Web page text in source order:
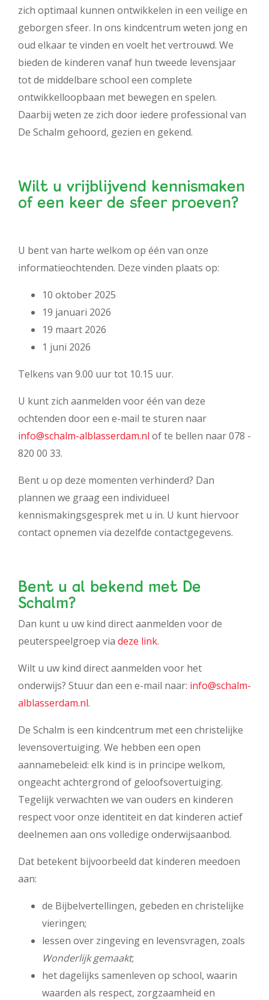
zich optimaal kunnen ontwikkelen in een veilige en
geborgen sfeer. In ons kindcentrum weten jong en
oud elkaar te vinden en voelt het vertrouwd. We
bieden de kinderen vanaf hun tweede levensjaar
tot de middelbare school een complete
ontwikkelloopbaan met bewegen en spelen.
Daarbij weten ze zich door iedere professional van
De Schalm gehoord, gezien en gekend.
Wilt u vrijblijvend kennismaken
of een keer de sfeer proeven?
U bent van harte welkom op één van onze
informatieochtenden. Deze vinden plaats op:
10 oktober 2025
19 januari 2026
19 maart 2026
1 juni 2026
Telkens van 9.00 uur tot 10.15 uur.
U kunt zich aanmelden voor één van deze
ochtenden door een e-mail te sturen naar
info@schalm-alblasserdam.nl of te bellen naar 078 -
820 00 33.
Bent u op deze momenten verhinderd? Dan
plannen we graag een individueel
kennismakingsgesprek met u in. U kunt hiervoor
contact opnemen via dezelfde contactgegevens.
Bent u al bekend met De
Schalm?
Dan kunt u uw kind direct aanmelden voor de
peuterspeelgroep via deze link.
Wilt u uw kind direct aanmelden voor het
onderwijs? Stuur dan een e-mail naar: info@schalm-
alblasserdam.nl.
De Schalm is een kindcentrum met een christelijke
levensovertuiging. We hebben een open
aannamebeleid: elk kind is in principe welkom,
ongeacht achtergrond of geloofsovertuiging.
Tegelijk verwachten we van ouders en kinderen
respect voor onze identiteit en dat kinderen actief
deelnemen aan ons volledige onderwijsaanbod.
Dat betekent bijvoorbeeld dat kinderen meedoen
aan:
de Bijbelvertellingen, gebeden en christelijke
vieringen;
lessen over zingeving en levensvragen, zoals
Wonderlijk gemaakt;
het dagelijks samenleven op school, waarin
waarden als respect, zorgzaamheid en